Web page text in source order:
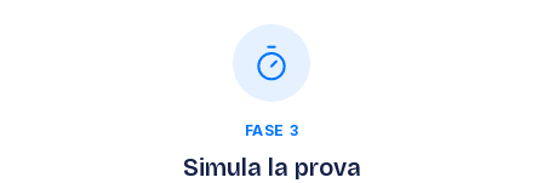
FASE 3
Simula la prova